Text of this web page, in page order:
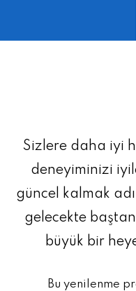
Sizlere daha iyi
deneyiminizi
güncel kalmak
gelecekte
büyük bir
Bu yenilenme